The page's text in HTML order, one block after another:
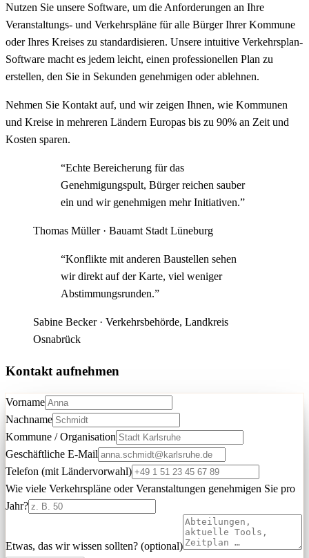
Nutzen Sie unsere Software, um die Anforderungen an Ihre
Veranstaltungs- und Verkehrspläne für alle Bürger Ihrer Kommune
oder Ihres Kreises zu standardisieren. Unsere intuitive Verkehrsplan-
Software macht es jedem leicht, einen professionellen Plan zu
erstellen, den Sie in Sekunden genehmigen oder ablehnen.
Nehmen Sie Kontakt auf, und wir zeigen Ihnen, wie Kommunen
und Kreise in mehreren Ländern Europas bis zu 90% an Zeit und
Kosten sparen.
“Echte Bereicherung für das
Genehmigungspult, Bürger reichen sauber
ein und wir genehmigen mehr Initiativen.”
Thomas Müller· Bauamt Stadt Lüneburg
“Konflikte mit anderen Baustellen sehen
wir direkt auf der Karte, viel weniger
Abstimmungsrunden.”
Sabine Becker· Verkehrsbehörde, Landkreis
Osnabrück
Kontakt aufnehmen
Vorname
Nachname
Kommune / Organisation
Geschäftliche E-Mail
Telefon (mit Ländervorwahl)
Wie viele Verkehrspläne oder Veranstaltungen genehmigen Sie pro
Jahr?
Etwas, das wir wissen sollten? (optional)